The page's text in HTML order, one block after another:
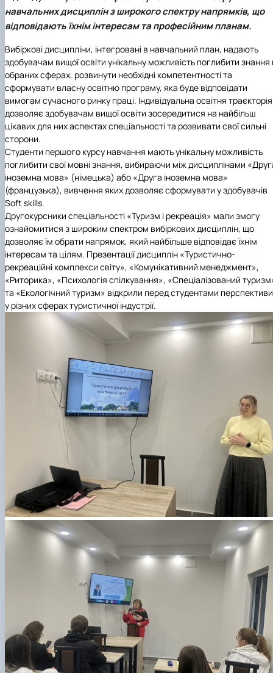
навчальних дисциплін з широкого спектру напрямків, що
відповідають їхнім інтересам та професійним планам.
Вибіркові дисципліни, інтегровані в навчальний план, надають
здобувачам вищої освіти унікальну можливість поглибити знання
обраних сферах, розвинути необхідні компетентності та
сформувати власну освітню програму, яка буде відповідати
вимогам сучасного ринку праці. Індивідуальна освітня траєкторія
дозволяє здобувачам вищої освіти зосередитися на найбільш
цікавих для них аспектах спеціальності та розвивати свої сильні
сторони.
Студенти першого курсу навчання мають унікальну можливість
поглибити свої мовні знання, вибираючи між дисциплінами
іноземна мова» (німецька) або «Друга іноземна мова»
(французька), вивчення яких дозволяє сформувати у здобувачів
Soft skills.
Другокурсники спеціальності «Туризм і рекреація» мали змогу
ознайомитися з широким спектром вибіркових дисциплін, що
дозволяє їм обрати напрямок, який найбільше відповідає їхнім
інтересам та цілям. Презентації дисциплін «Туристично-
рекреаційні комплекси світу», «Комунікативний менеджмент»,
«Риторика», «Психологія спілкування», «Спеціалізований
та «Екологічний туризм» відкрили перед студентами перспективи
у різних сферах туристичної індустрії.